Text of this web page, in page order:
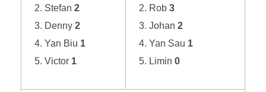
Stefan2
Denny2
Yan Biu 1
Victor 1
Rob3
Johan2
Yan Sau 1
Limin0